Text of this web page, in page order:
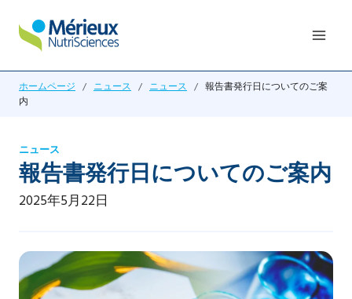
ス
ホームページ / ニュース / ニュース / 報告書発行日についてのご案
内
ニュース
報告書発行日についてのご案内
2025年5月22日